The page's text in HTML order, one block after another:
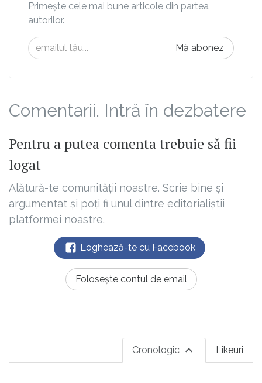
Primește cele mai bune articole din partea
autorilor.
Mă abonez
Comentarii. Intră în dezbatere
Pentru a putea comenta trebuie să fii
logat
Alătură-te comunității noastre. Scrie bine și
argumentat și poți fi unul dintre editorialiștii
platformei noastre.
Loghează-te cu Facebook
Folosește contul de email
Likeuri
Cronologic